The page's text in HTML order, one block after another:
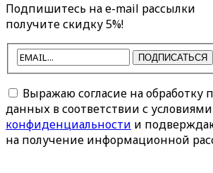
Подпишитесь на e-mail рассылки
получите скидку 5%!
ПОДПИСАТЬСЯ
Выражаю согласие на обработку
данных в соответствии с условиями
конфиденциальности и
на получение информационной